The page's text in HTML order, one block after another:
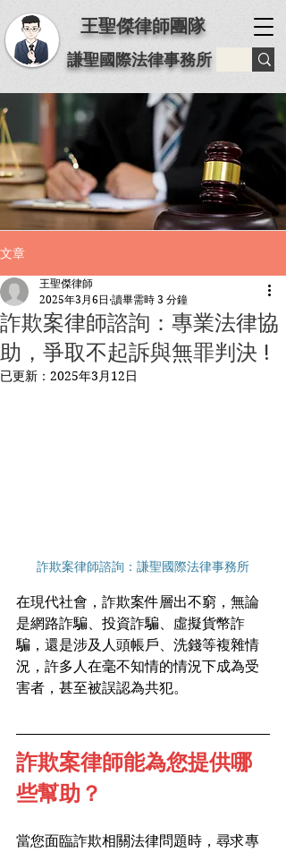
王聖傑律師團隊
謙聖國際法律事務所
文章
詐欺案律師諮詢：專業法律協
助，爭取不起訴與無罪判決 !
王聖傑律師
2025年3月6日 讀畢需時 3 分鐘
已更新： 2025年3月12日
詐欺案律師諮詢：謙聖國際法律事務所
在現代社會，詐欺案件層出不窮，無論
是網路詐騙、投資詐騙、虛擬貨幣詐
騙，還是涉及人頭帳戶、洗錢等複雜情
況，許多人在毫不知情的情況下成為受
害者，甚至被誤認為共犯。
詐欺案律師能為您提供哪
些幫助？
當您面臨詐欺相關法律問題時，尋求專